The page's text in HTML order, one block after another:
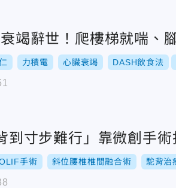
竭辭世！爬樓梯就喘、
力積電 心臟衰竭 DASH飲食法
到寸步難行」靠微創手術
手術 斜位腰椎椎間融合術 駝背治